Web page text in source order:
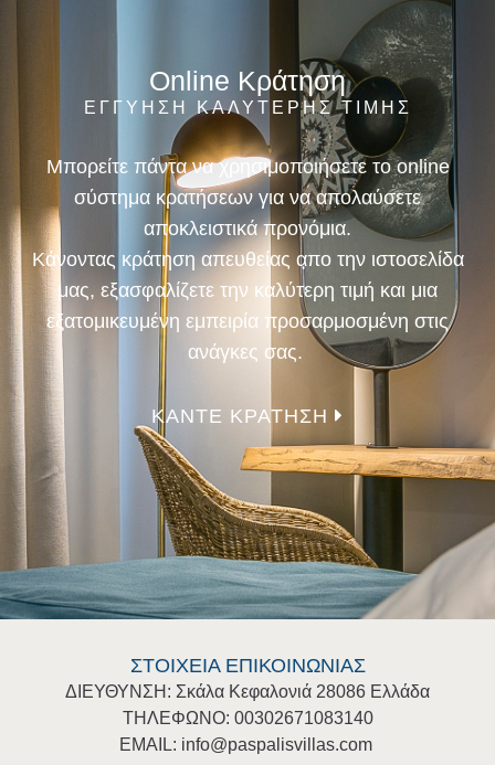
Online Κράτηση
ΕΓΓΥΗΣΗ ΚΑΛΥΤΕΡΗΣ ΤΙΜΗΣ
Μπορείτε πάντα να χρησιμοποιήσετε το online
σύστημα κρατήσεων για να απολαύσετε
αποκλειστικά προνόμια.
Κάνοντας κράτηση απευθείας απο την ιστοσελίδα
μας, εξασφαλίζετε την καλύτερη τιμή και μια
εξατομικευμένη εμπειρία προσαρμοσμένη στις
ανάγκες σας.
ΚΑΝΤΕ ΚΡΑΤΗΣΗ
ΣΤΟΙΧΕΙΑ ΕΠΙΚΟΙΝΩΝΙΑΣ
ΔΙΕΥΘΥΝΣΗ: Σκάλα Κεφαλονιά 28086 Ελλάδα
ΤΗΛΕΦΩΝΟ: 00302671083140
EMAIL: info@paspalisvillas.com